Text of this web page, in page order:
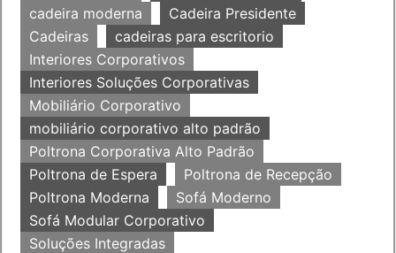
cadeira moderna
Cadeira Presidente
Cadeiras
cadeiras para escritorio
Interiores Corporativos
Interiores Soluções Corporativas
Mobiliário Corporativo
mobiliário corporativo alto padrão
Poltrona Corporativa Alto Padrão
Poltrona de Espera
Poltrona de Recepção
Poltrona Moderna
Sofá Moderno
Sofá Modular Corporativo
Soluções Integradas